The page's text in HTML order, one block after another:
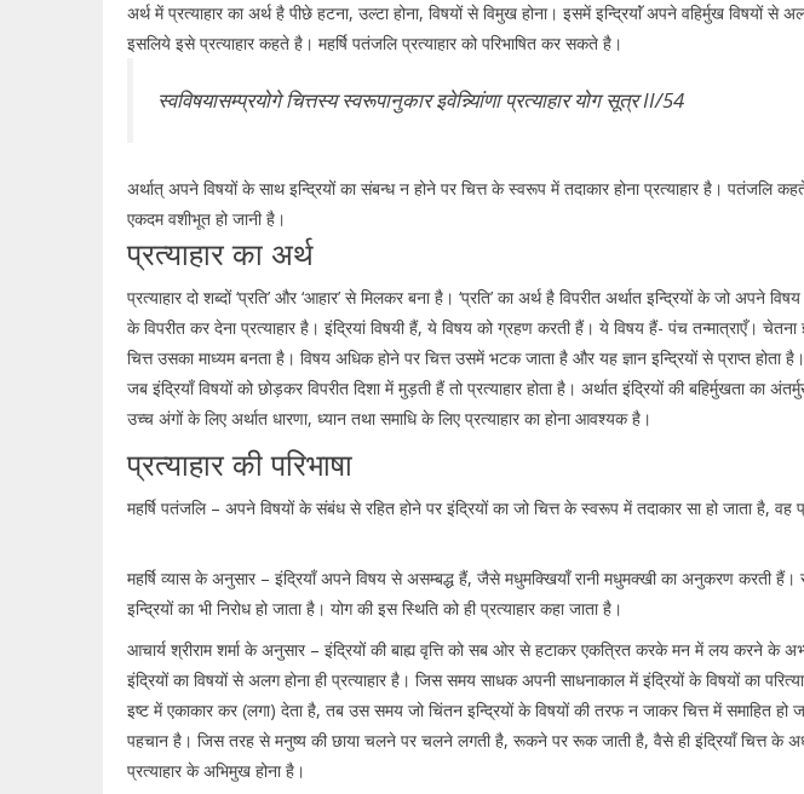
अर्थ में प्रत्याहार का अर्थ है पीछे हटना, उल्टा होना, विषयों से विमुख होना। इसमें इन्द्रियाॅं अपने वहिर्मुख विषयों से
इसलिये इसे प्रत्याहार कहते है। महर्षि पतंजलि प्रत्याहार को परिभाषित कर सकते है।
स्वविषयासम्प्रयोगे चित्तस्य स्वरूपानुकार इवेन्न्यिांणा प्रत्याहार योग सूत्र II/54
अर्थात् अपने विषयों के साथ इन्द्रियों का संबन्ध न होने पर चित्त के स्वरूप में तदाकार होना प्रत्याहार है। पतंजलि
एकदम वशीभूत हो जानी है।
प्रत्याहार का अर्थ
प्रत्याहार दो शब्दों ‘प्रति’ और ‘आहार’ से मिलकर बना है। ‘प्रति’ का अर्थ है विपरीत अर्थात इन्द्रियों के जो अपने
के विपरीत कर देना प्रत्याहार है। इंद्रियां विषयी हैं, ये विषय को ग्रहण करती हैं। ये विषय हैं- पंच तन्मात्राएँ। चेतना
चित्त उसका माध्यम बनता है। विषय अधिक होने पर चित्त उसमें भटक जाता है और यह ज्ञान इन्द्रियों से प्राप्त होता है।
जब इंद्रियाँ विषयों को छोड़कर विपरीत दिशा में मुड़ती हैं तो प्रत्याहार होता है। अर्थात इंद्रियों की बहिर्मुखता का
उच्च अंगों के लिए अर्थात धारणा, ध्यान तथा समाधि के लिए प्रत्याहार का होना आवश्यक है।
प्रत्याहार की परिभाषा
महर्षि पतंजलि – अपने विषयों के संबंध से रहित होने पर इंद्रियों का जो चित्त के स्वरूप में तदाकार सा हो जाता है, वह
महर्षि व्यास के अनुसार – इंद्रियाँ अपने विषय से असम्बद्ध हैं, जैसे मधुमक्खियाँ रानी मधुमक्खी का अनुकरण करती हैं।
इन्द्रियों का भी निरोध हो जाता है। योग की इस स्थिति को ही प्रत्याहार कहा जाता है।
आचार्य श्रीराम शर्मा के अनुसार – इंद्रियों की बाह्य वृत्ति को सब ओर से हटाकर एकत्रित करके मन में लय करने के
इंद्रियों का विषयों से अलग होना ही प्रत्याहार है। जिस समय साधक अपनी साधनाकाल में इंद्रियों के विषयों का
इष्ट में एकाकार कर (लगा) देता है, तब उस समय जो चिंतन इन्द्रियों के विषयों की तरफ न जाकर चित्त में समाहित हो
पहचान है। जिस तरह से मनुष्य की छाया चलने पर चलने लगती है, रूकने पर रूक जाती है, वैसे ही इंद्रियाँ चित्त के
प्रत्याहार के अभिमुख होना है।